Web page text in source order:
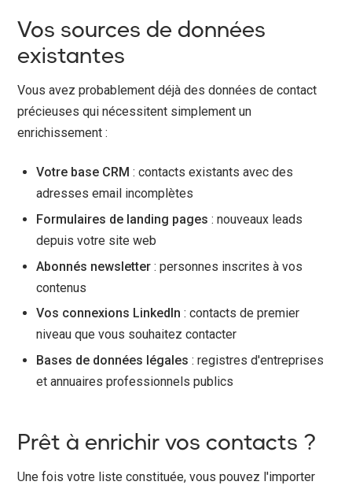
Vos sources de données
existantes
Vous avez probablement déjà des données de contact
précieuses qui nécessitent simplement un
enrichissement :
Votre base CRM : contacts existants avec des
adresses email incomplètes
Formulaires de landing pages : nouveaux leads
depuis votre site web
Abonnés newsletter : personnes inscrites à vos
contenus
Vos connexions LinkedIn : contacts de premier
niveau que vous souhaitez contacter
Bases de données légales : registres d'entreprises
et annuaires professionnels publics
Prêt à enrichir vos contacts ?
Une fois votre liste constituée, vous pouvez l'importer